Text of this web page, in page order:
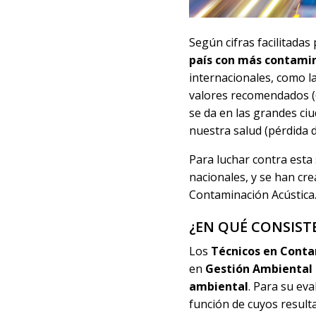
Según cifras facilitadas
país con más
internacionales, como
valores recomendados
se da en las grandes
nuestra salud (pérdida
Para luchar contra
nacionales, y se han
Contaminación Acústica.
¿EN QUÉ
Los Técnicos en
en Gestión Ambiental
ambiental. Para su
función de cuyos